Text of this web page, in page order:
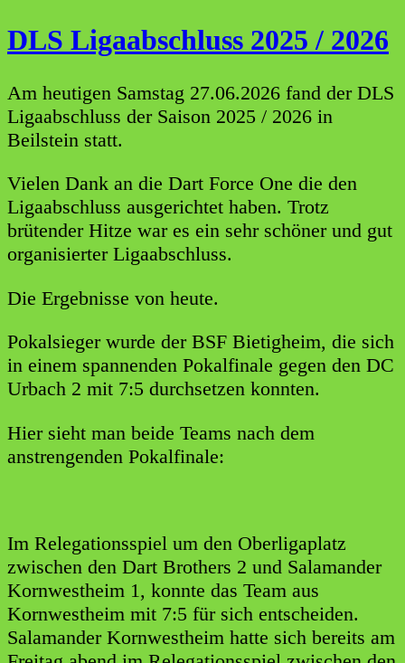
DLS Ligaabschluss 2025 / 2026
Am heutigen Samstag 27.06.2026 fand der DLS
Ligaabschluss der Saison 2025 / 2026 in
Beilstein statt.
Vielen Dank an die Dart Force One die den
Ligaabschluss ausgerichtet haben. Trotz
brütender Hitze war es ein sehr schöner und gut
organisierter Ligaabschluss.
Die Ergebnisse von heute.
Pokalsieger wurde der BSF Bietigheim, die sich
in einem spannenden Pokalfinale gegen den DC
Urbach 2 mit 7:5 durchsetzen konnten.
Hier sieht man beide Teams nach dem
anstrengenden Pokalfinale:
Im Relegationsspiel um den Oberligaplatz
zwischen den Dart Brothers 2 und Salamander
Kornwestheim 1, konnte das Team aus
Kornwestheim mit 7:5 für sich entscheiden.
Salamander Kornwestheim hatte sich bereits am